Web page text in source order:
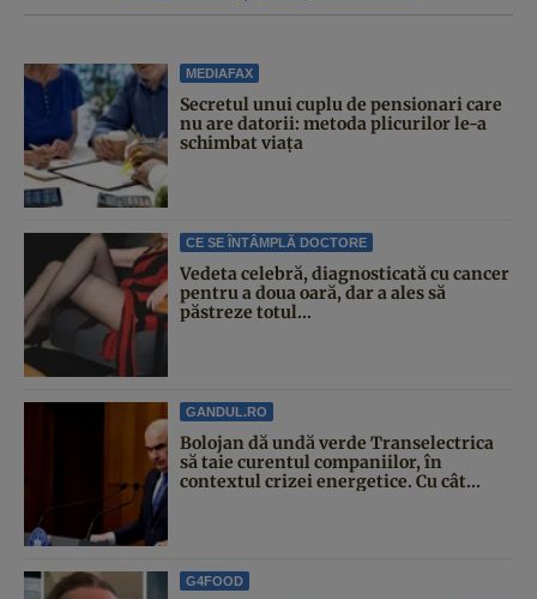
MEDIAFAX
Secretul unui cuplu de pensionari care
nu are datorii: metoda plicurilor le-a
schimbat viața
CE SE ÎNTÂMPLĂ DOCTORE
Vedeta celebră, diagnosticată cu cancer
pentru a doua oară, dar a ales să
păstreze totul...
GANDUL.RO
Bolojan dă undă verde Transelectrica
să taie curentul companiilor, în
contextul crizei energetice. Cu cât...
G4FOOD